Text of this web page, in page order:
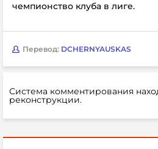
чемпионство клуба в лиге.
Перевод: DCHERNYAUSKAS
Система комментирования
реконструкции.